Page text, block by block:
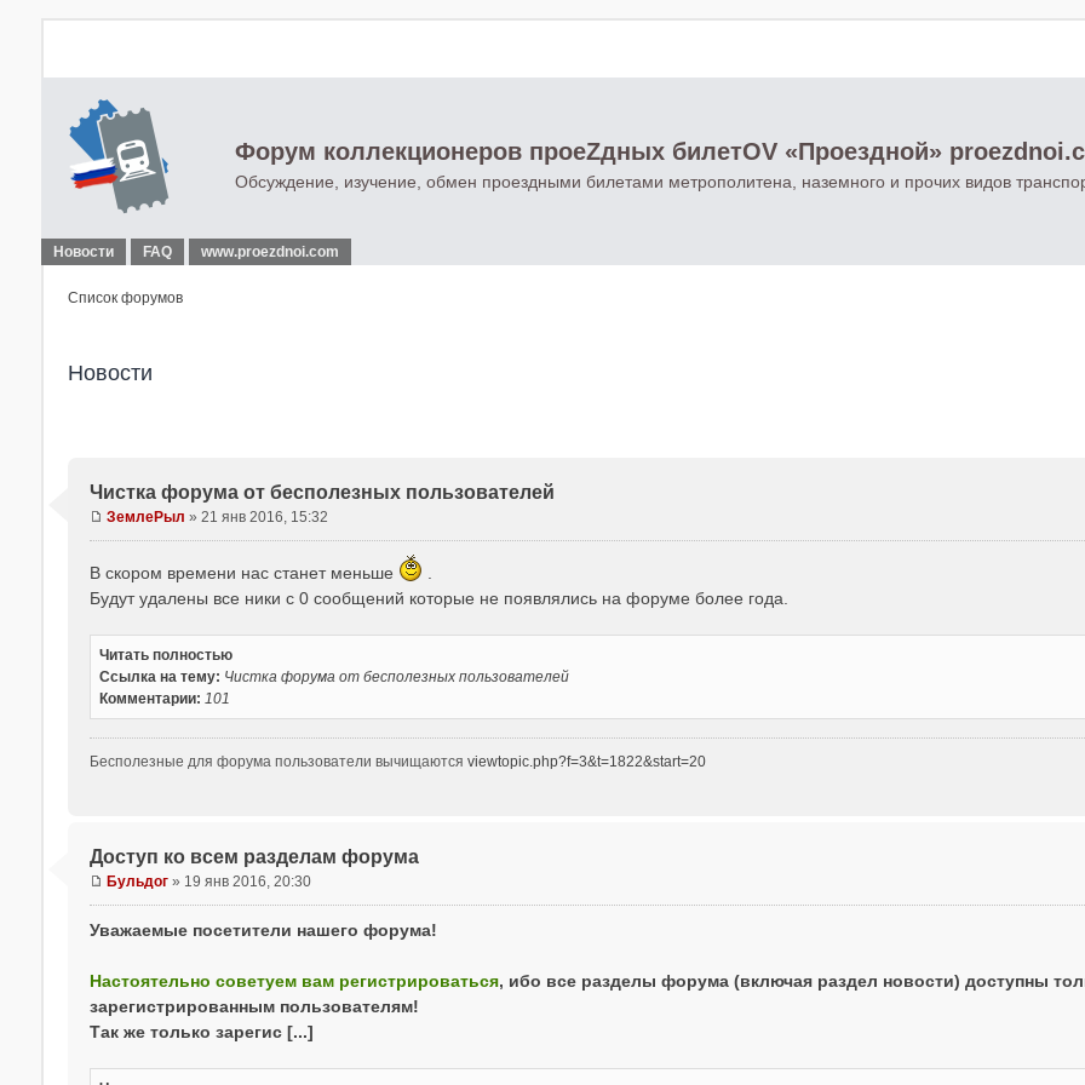
Новости FAQ www.proezdnoi.com
Форум коллекционеров проеZдных билетOV «Проездной»
Обсуждение, изучение, обмен проездными билетами метрополитена, наземного и прочих видов
Список форумов
Новости
Чистка форума от бесполезных пользователей
о
б
н
и
е
ЗемлеРыл » 21 янв 2016, 15:32
В скором времени нас станет меньше
Будут удалены все ники с 0 сообщений которые не появлялись на форуме более года.
Читать полностью
Ссылка на тему: Чистка форума от бесполезных пользователей
Комментарии: 101
Бесполезные для форума пользователи вычищаются viewtopic.php?f=3&t=1822&start=20
Доступ ко всем разделам форума
о
щ
е
н
е
Бульдог» 19 янв 2016, 20:30
Уважаемые посетители нашего форума!
Настоятельно советуем вам регистрироваться, ибо все разделы форума (включая раздел новости) доступны
зарегистрированным пользователям!
Так же только зарегис [...]